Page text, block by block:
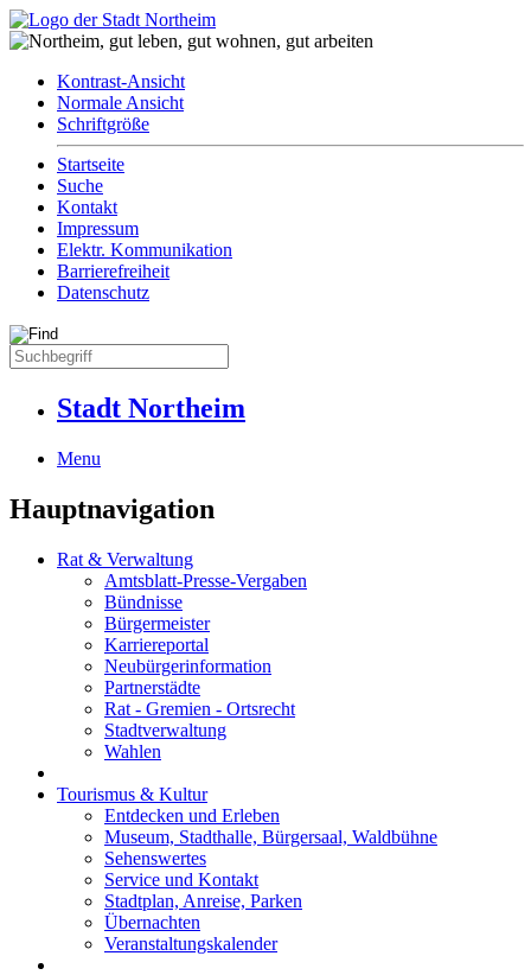
Kontrast-Ansicht
Normale Ansicht
Schriftgröße
Startseite
Suche
Kontakt
Impressum
Elektr. Kommunikation
Barrierefreiheit
Datenschutz
Stadt Northeim
Menu
Hauptnavigation
Rat & Verwaltung
Amtsblatt-Presse-Vergaben
Bündnisse
Bürgermeister
Karriereportal
Neubürgerinformation
Partnerstädte
Rat - Gremien - Ortsrecht
Stadtverwaltung
Wahlen
Tourismus & Kultur
Entdecken und Erleben
Museum, Stadthalle, Bürgersaal, Waldbühne
Sehenswertes
Service und Kontakt
Stadtplan, Anreise, Parken
Übernachten
Veranstaltungskalender